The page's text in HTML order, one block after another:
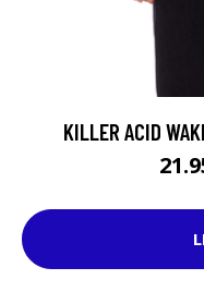
KILLER ACID